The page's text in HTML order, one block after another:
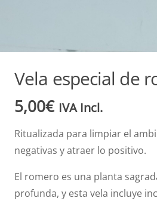
Vela especial de
5,00€ IVA Incl.
Ritualizada para limpiar el
negativas y atraer lo positivo.
El romero es una planta
profunda, y esta vela incluye